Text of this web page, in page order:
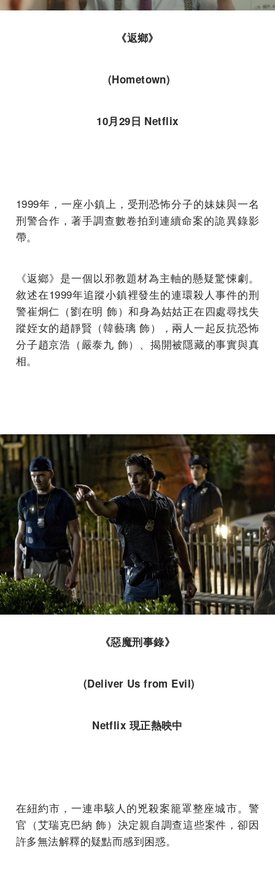
《返鄉》
(Hometown)
10月29日 Netflix
1999年，一座小鎮上，受刑恐怖分子的妹妹與一名
刑警合作，著手調查數卷拍到連續命案的詭異錄影
帶。
《返鄉》是一個以邪教題材為主軸的懸疑驚悚劇。
敘述在1999年追蹤小鎮裡發生的連環殺人事件的刑
警崔炯仁（劉在明 飾）和身為姑姑正在四處尋找失
蹤姪女的趙靜賢（韓藝璃 飾），兩人一起反抗恐怖
分子趙京浩（嚴泰九 飾）、揭開被隱藏的事實與真
相。
《惡魔刑事錄》
(Deliver Us from Evil)
Netflix 現正熱映中
在紐約市，一連串駭人的兇殺案籠罩整座城市。警
官（艾瑞克巴納 飾）決定親自調查這些案件，卻因
許多無法解釋的疑點而感到困惑。